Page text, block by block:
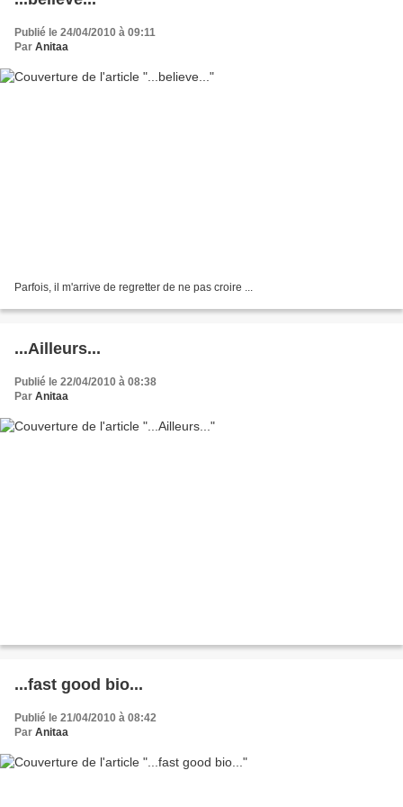
Publié le 24/04/2010 à 09:11
Par Anitaa
Parfois, il m'arrive de regretter de ne pas croire ...
...Ailleurs...
Publié le 22/04/2010 à 08:38
Par Anitaa
...fast good bio...
Publié le 21/04/2010 à 08:42
Par Anitaa